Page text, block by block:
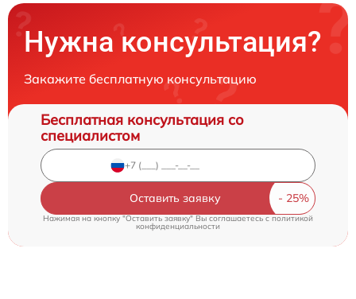
Нужна консультация?
Закажите бесплатную консультацию
Бесплатная консультация со
специалистом
Оставить заявку
Нажимая на кнопку "Оставить заявку" Вы соглашаетесь cполитикой
конфиденциальности